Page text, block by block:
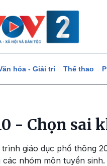
hóa - Giải trí Thể thao
- Chọn sai
giáo dục phổ thông
nhóm môn tuyển